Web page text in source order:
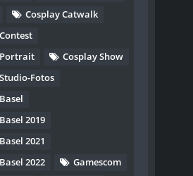
Cosplay Catwalk
Cosplay Show
Fotos
2019
2021
2022
Gamescom